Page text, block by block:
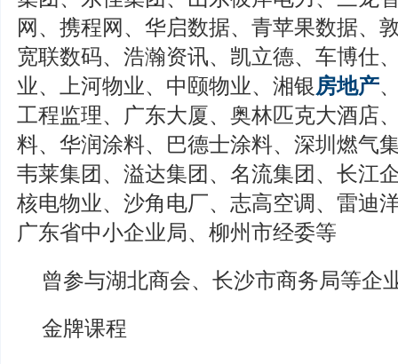
网、携程网、华启数据、青苹果数据、
宽联数码、浩瀚资讯、凯立德、车博仕
业、上河物业、中颐物业、湘银房地产
工程监理、广东大厦、奥林匹克大酒店
料、华润涂料、巴德士涂料、深圳燃气
韦莱集团、溢达集团、名流集团、长江
核电物业、沙角电厂、志高空调、雷迪
广东省中小企业局、柳州市经委等
曾参与湖北商会、长沙市商务局等企
金牌课程